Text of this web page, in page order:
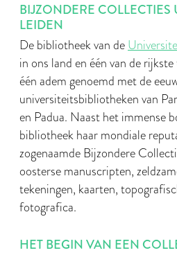
BIJZONDERE COLLECTIES
LEIDEN
De bibliotheek van de
in ons land en één van de
één adem genoemd met de
universiteitsbibliotheken van
en Padua. Naast het immense
bibliotheek haar mondiale
zogenaamde Bijzondere
oosterse manuscripten,
tekeningen, kaarten,
fotografica.
HET BEGIN VAN EEN